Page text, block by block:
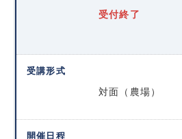
受付終了
対面（農場）